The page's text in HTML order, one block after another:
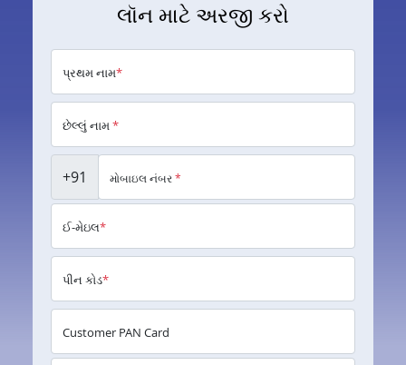
લૉન માટે અરજી કરો
પ્રથમ નામ*
છેલ્લું નામ*
+91 મોબાઇલ નંબર*
ઈ-મેઇલ*
પીન કોડ*
Customer PAN Card